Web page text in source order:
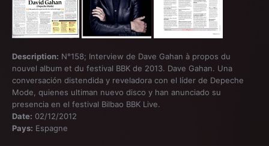
Description: N°158; Interview de Dave Gahan à propos du
nouvel album et du festival BBK de 2013. Dave Gahan. Una
conversación distendida y reveladora con el líder de Depeche
Mode, quienes ultiman nuevo disco y han anunciado su
presencia en el festival Bilbao BBK Live.
Date: 02/12/2012
Pays: Espagne